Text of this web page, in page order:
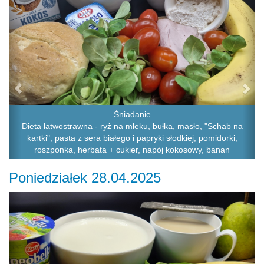
Śniadanie
Dieta łatwostrawna - ryż na mleku, bułka, masło, "Schab na
kartki", pasta z sera białego i papryki słodkiej, pomidorki,
roszponka, herbata + cukier, napój kokosowy, banan
Poniedziałek 28.04.2025
Previous